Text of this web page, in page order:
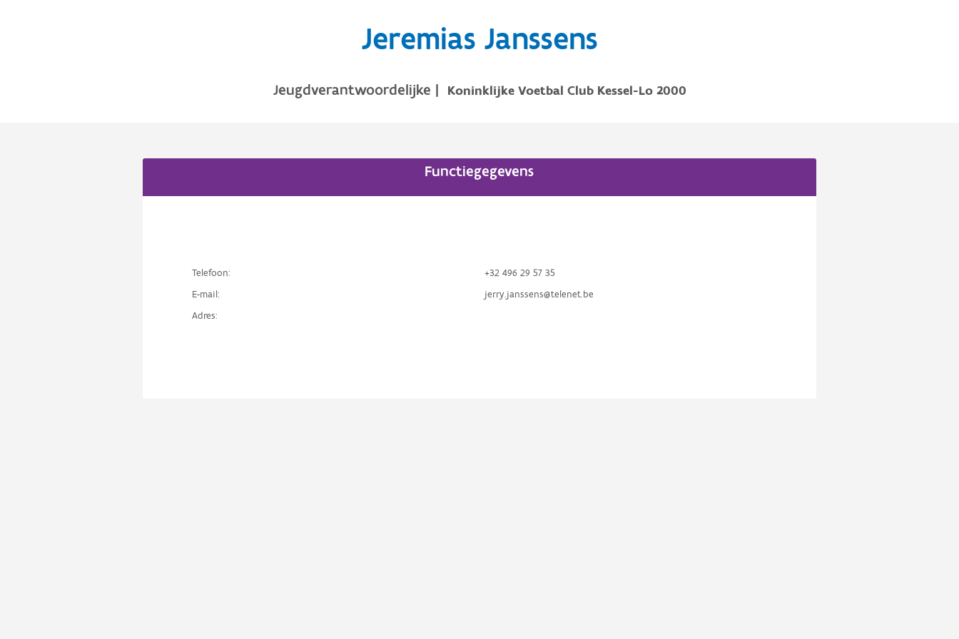
Jeremias Janssens
Jeugdverantwoordelijke | Koninklijke Voetbal Club Kessel-Lo 2000
Functiegegevens
Telefoon:
+32 496 29 57 35
E-mail:
jerry.janssens@telenet.be
Adres: